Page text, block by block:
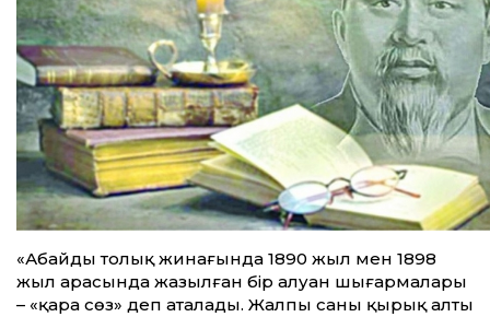
«Абайдың толық жинағында 1890 жыл мен 1898
жыл арасында жазылған бір алуан шығармалары
– «қара сөз» деп аталады. Жалпы саны қырық алты